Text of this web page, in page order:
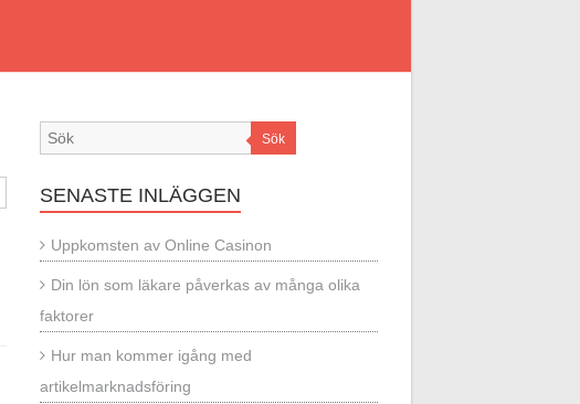
Sök
SENASTE INLÄGGEN
Uppkomsten av Online Casinon
Din lön som läkare påverkas av många olika
faktorer
Hur man kommer igång med
artikelmarknadsföring